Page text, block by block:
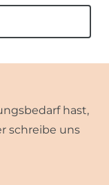
hast,
schreibe uns